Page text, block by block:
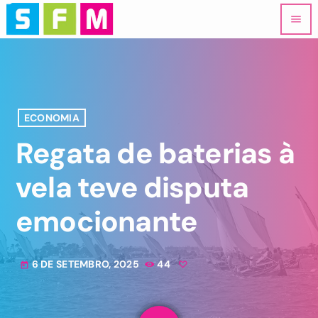
menu
ECONOMIA
Regata de baterias à
vela teve disputa
emocionante
today 6 DE SETEMBRO, 2025 44